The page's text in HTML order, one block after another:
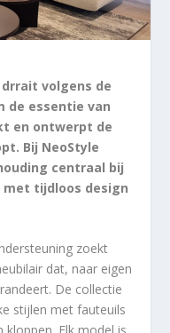
drrait volgens de
de essentie van
en ontwerpt de
Bij NeoStyle
centraal bij
met tijdloos design
zoekt
dat, naar eigen
De collectie
stijlen met fauteuils